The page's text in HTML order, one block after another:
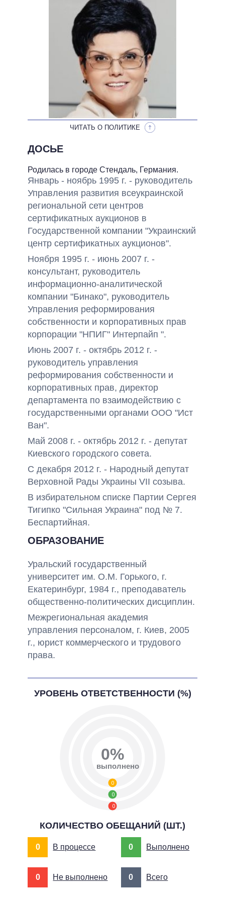
НЕВЫПОЛНЕННЫЕ ОБЕЩАНИЯ
ОБЕЩАНИЯ В ПРОЦЕССЕ
ВСЕ ОБЕЩАНИЯ
АРХИВНЫЕ ОБЕЩАНИЯ
ЧИТАТЬ О ПОЛИТИКЕ
ДОСЬЕ
Родилась в городе Стендаль, Германия.
Январь - ноябрь 1995 г. - руководитель
Управления развития всеукраинской
региональной сети центров
сертификатных аукционов в
Государственной компании "Украинский
центр сертификатных аукционов".
Ноября 1995 г. - июнь 2007 г. -
консультант, руководитель
информационно-аналитической
компании "Бинако", руководитель
Управления реформирования
собственности и корпоративных прав
корпорации "НПИГ" Интерпайп ".
Июнь 2007 г. - октябрь 2012 г. -
руководитель управления
реформирования собственности и
корпоративных прав, директор
департамента по взаимодействию с
государственными органами ООО "Ист
Ван".
Май 2008 г. - октябрь 2012 г. - депутат
Киевского городского совета.
С декабря 2012 г. - Народный депутат
Верховной Рады Украины VII созыва.
В избирательном списке Партии Сергея
Тигипко "Сильная Украина" под № 7.
Беспартийная.
ОБРАЗОВАНИЕ
Уральский государственный
университет им. О.М. Горького, г.
Екатеринбург, 1984 г., преподаватель
общественно-политических дисциплин.
Межрегиональная академия
управления персоналом, г. Киев, 2005
г., юрист коммерческого и трудового
права.
УРОВЕНЬ ОТВЕТСТВЕННОСТИ (%)
0
0
0
0%
выполнено
КОЛИЧЕСТВО ОБЕЩАНИЙ (ШТ.)
0 В процессе 0 Выполнено
0 Не выполнено 0 Всего